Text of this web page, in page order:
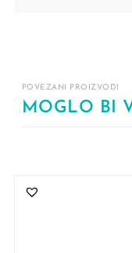
POVEZANI PROIZVODI
MOGLO BI